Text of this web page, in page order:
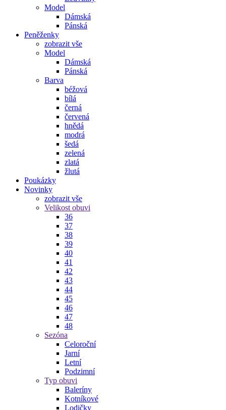
Model
Dámská
Pánská
Peněženky
zobrazit vše
Model
Dámská
Pánská
Barva
béžová
bílá
černá
červená
hnědá
modrá
šedá
zelená
zlatá
žlutá
Poukázky
Novinky
zobrazit vše
Velikost obuvi
36
37
38
39
40
41
42
43
44
45
46
47
48
Sezóna
Celoroční
Jarní
Letní
Podzimní
Typ obuvi
Baleríny
Kotníkové
Lodičky